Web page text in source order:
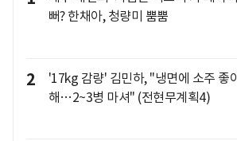
뻐? 한채아, 청량미 뿜뿜
2
'17kg 감량' 김민하, "냉면에 소주 좋
해…2~3병 마셔" (전현무계획4)